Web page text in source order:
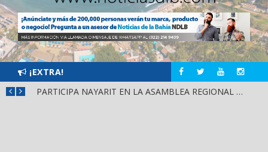
¡EXTRA!
PARTICIPA NAYARIT EN LA ASAMBLEA REGIONAL DE CONSULTA PARA LA LEY DE DERECHOS INDÍGENAS Y AFROMEXICANOS